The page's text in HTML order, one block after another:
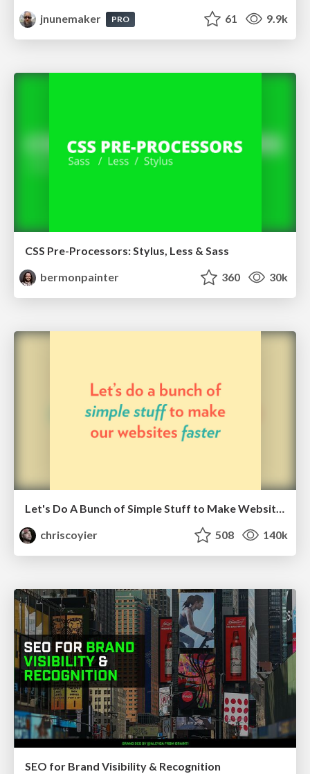
jnunemaker
PRO 61 9.9k
CSS Pre-Processors: Stylus, Less & Sass
bermonpainter
360 30k
Let's Do A Bunch of Simple Stuff to Make Websites Faster
chriscoyier
508 140k
SEO for Brand Visibility & Recognition